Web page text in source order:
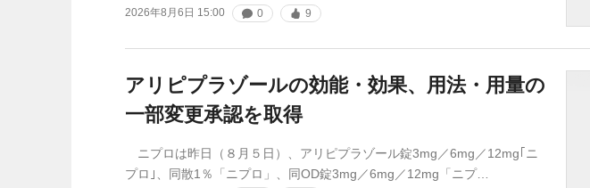
2026年8月6日 15:00 0 9
アリピプラゾールの効能・効果、用法・用量の
一部変更承認を取得
ニプロは昨日（８月５日）、アリピプラゾール錠3mg／6mg／12mg｢ニ
プロ｣、同散1％「ニプロ」、同OD錠3mg／6mg／12mg「ニプ…